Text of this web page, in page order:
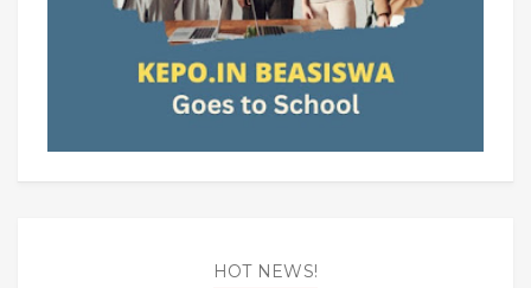
HOT NEWS!